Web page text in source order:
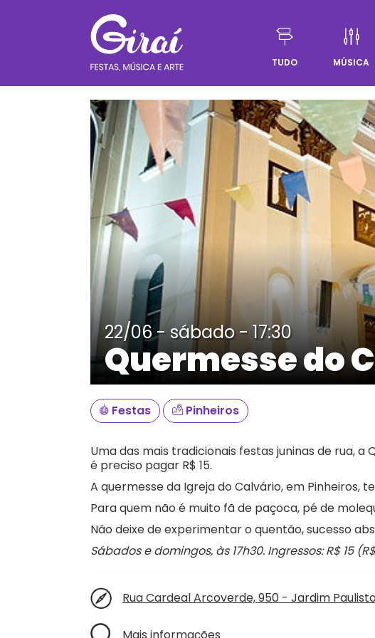
Pular para o conteúdo
TUDO MÚSICA
22/06 - sábado - 17:30
Quermesse do
Festas Pinheiros
Uma das mais tradicionais festas juninas de rua,
é preciso pagar R$ 15.
A quermesse da Igreja do Calvário, em Pinheiros,
Para quem não é muito fã de paçoca, pé de
Não deixe de experimentar o quentão, sucesso
Sábados e domingos, às 17h30. Ingressos: R$ 15
Rua Cardeal Arcoverde, 950 - Jardim